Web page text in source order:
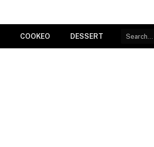
COOKEO DESSERT